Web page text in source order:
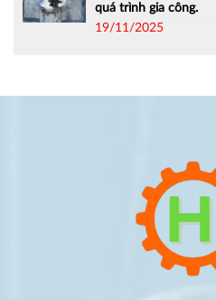
quá trình gia công.
19/11/2025